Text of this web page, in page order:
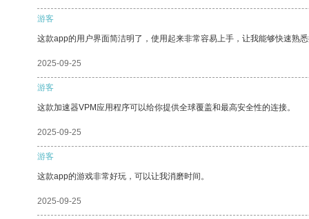
游客
这款app的用户界面简洁明了，使用起来非常容易上手，让我能够快速熟
2025-09-25
游客
这款加速器VPM应用程序可以给你提供全球覆盖和最高安全性的连接。
2025-09-25
游客
这款app的游戏非常好玩，可以让我消磨时间。
2025-09-25